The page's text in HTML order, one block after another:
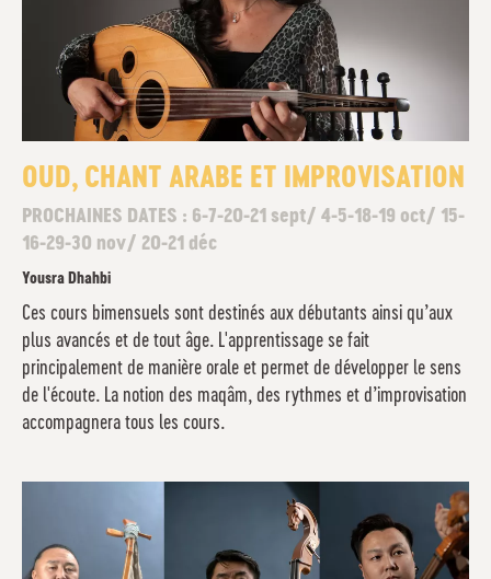
OUD, CHANT ARABE ET IMPROVISATION
PROCHAINES DATES : 6-7-20-21 sept/ 4-5-18-19 oct/ 15-
16-29-30 nov/ 20-21 déc
Yousra Dhahbi
Ces cours bimensuels sont destinés aux débutants ainsi qu’aux
plus avancés et de tout âge. L'apprentissage se fait
principalement de manière orale et permet de développer le sens
de l'écoute. La notion des maqâm, des rythmes et d’improvisation
accompagnera tous les cours.